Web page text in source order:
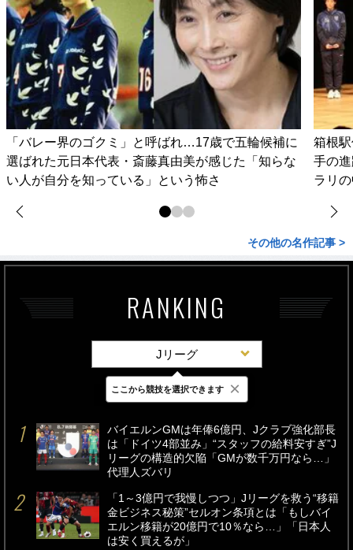
「バレー界のゴクミ」と呼ばれ…17歳で五輪候補に
選ばれた元日本代表・斎藤真由美が感じた「知らな
い人が自分を知っている」という怖さ
箱根
手の
ラリ
その他の名作記事 >
RANKING
Jリーグ
最新 24時間 週間
バイエルンGMは年俸6億円、Jクラブ強化部長
は「ドイツ4部並み」“スタッフの給料安すぎ”J
リーグの構造的欠陥「GMが数千万円なら…」
代理人ズバリ
「1～3億円で我慢しつつ」Jリーグを救う“移籍
金ビジネス秘策”セルオン条項とは「もしバイ
エルン移籍が20億円で10％なら…」「日本人
は安く買えるが」
ここから競技を選択できます ×